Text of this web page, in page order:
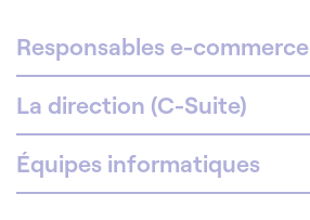
Responsables e-commerce
La direction (C-Suite)
Équipes informatiques